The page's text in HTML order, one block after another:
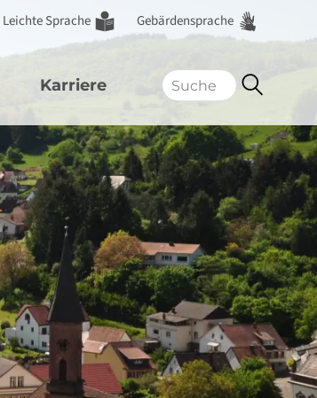
Leichte Sprache Gebärdensprache
Karriere